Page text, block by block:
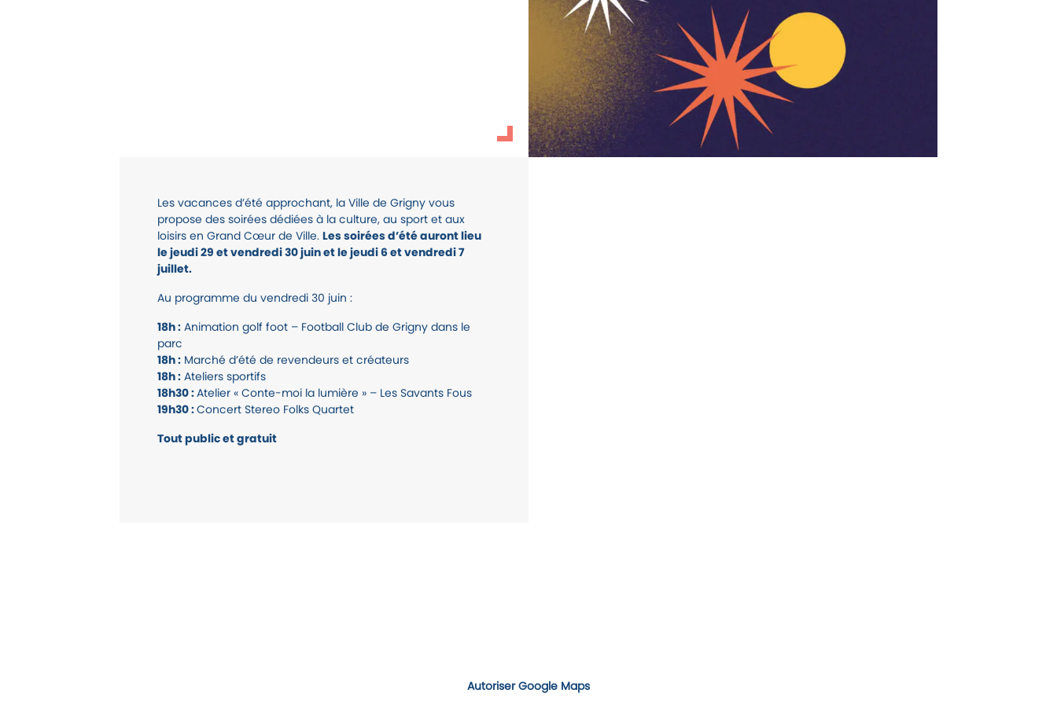
rgpd
Les vacances d’été approchant, la Ville de Grigny vous
propose des soirées dédiées à la culture, au sport et aux
loisirs en Grand Cœur de Ville. Les soirées d’été auront lieu
le jeudi 29 et vendredi 30 juin et le jeudi 6 et vendredi 7
juillet.
Au programme du vendredi 30 juin :
18h : Animation golf foot – Football Club de Grigny dans le
parc
18h : Marché d’été de revendeurs et créateurs
18h : Ateliers sportifs
18h30 :Atelier « Conte-moi la lumière » – Les Savants Fous
19h30 :Concert Stereo Folks Quartet
Tout public et gratuit
Autoriser Google Maps